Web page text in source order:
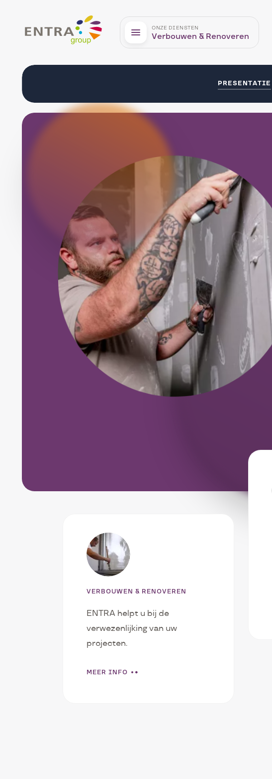
ONZE DIENSTEN
Verbouwen & Renoveren
PRESENTATIE
services
VERBOUWEN & RENOVEREN
ENTRA helpt u bij de
verwezenlijking van uw
projecten.
MEER INFO